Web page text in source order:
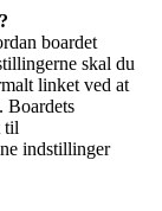
boardet
skal du
linket ved at
Boardets
til
indstillinger